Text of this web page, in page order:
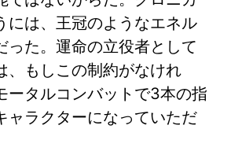
には、王冠のようなエネル
った。運命の立役者として
、もしこの制約がなけれ
ータルコンバットで3本の指
ャラクターになっていただ